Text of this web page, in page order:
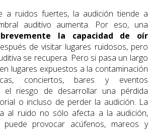
a ruidos fuertes, la audición tiende a
auditivo aumenta. Por eso, una
la capacidad de oír
de visitar lugares ruidosos, pero
se recupera. Pero si pasa un largo
lugares expuestos a la contaminación
conciertos, bares y eventos
el riesgo de desarrollar una pérdida
o incluso de perder la audición. La
al ruido no sólo afecta a la audición,
provocar acúfenos, mareos y